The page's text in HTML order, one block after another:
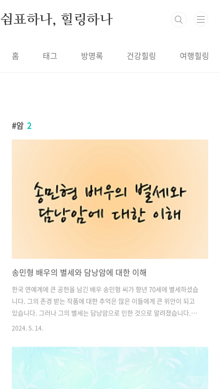
쉼표하나, 힐링하나
홈 태그 방명록 건강힐링 여행힐링
암 2
송민형 배우의 별세와 담낭암에 대한 이해
한국 연예계에 큰 공헌을 남긴 배우 송민형 씨가 향년 70세에 별세하셨습
니다. 그의 존경 받는 작품에 대한 추억은 많은 이들에게 큰 위안이 되고
있습니다. 그러나 그의 별세는 담낭암으로 인한 것으로 알려졌습니다. 이
는 많은 사람들에게 놀라움과 함께 담낭암에 대한 이해와 주의를 촉발하
증상이 뚜렷하지 않아 발견이 어려운 경우가 많습니다. 그러나 질병이 진
행되면서 특정 증상들이 나타날 수 있습니다. 이러한 증상들을 미리 파악
하여 조기에 발견하고 치료하는 것이 중요합니다.이에 대한 자세한 정보
와 담낭암의 증상에 대한 이해를 통해 더 많은 사람들이 건강에 대한 주
2024. 5. 14.